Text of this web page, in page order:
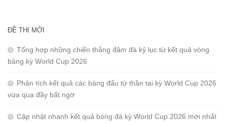
ĐỀ THI MỚI
Tổng hợp những chiến thắng đậm đà kỷ lục từ kết quả vòng
bảng kỳ World Cup 2026
Phân tích kết quả các bảng đấu tử thần tại kỳ World Cup 2026
vừa qua đầy bất ngờ
Cập nhật nhanh kết quả bóng đá kỳ World Cup 2026 mới nhất